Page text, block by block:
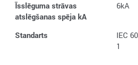
Īsslēguma strāvas
atslēgšanas spēja kA
6kA
Standarts
IEC
1